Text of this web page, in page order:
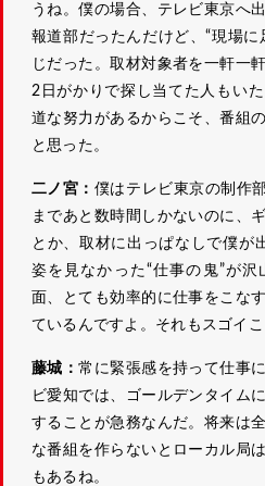
うね。僕の場合、テレビ東京へ
報道部だったんだけど、“現場
じだった。取材対象者を一軒一
2日がかりで探し当てた人もい
道な努力があるからこそ、番組
と思った。
二ノ宮： 僕はテレビ東京の制作
まであと数時間しかないのに、
とか、取材に出っぱなしで僕が
姿を見なかった“仕事の鬼”が
面、とても効率的に仕事をこな
ているんですよ。それもスゴイこ
藤城：常に緊張感を持って仕事
ビ愛知では、ゴールデンタイム
することが急務なんだ。将来は
な番組を作らないとローカル局
もあるね。